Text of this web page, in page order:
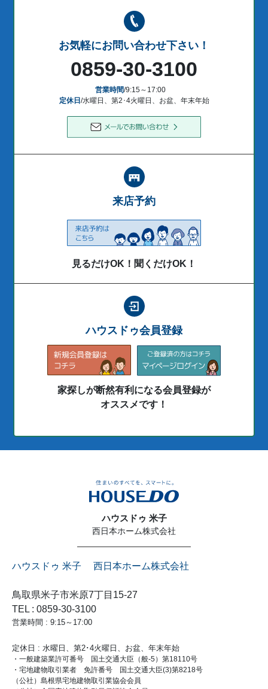
お気軽にお問い合わせ下さい！
0859-30-3100
営業時間/9:15～17:00
定休日 /水曜日、第2･4火曜日、お盆、年末年始
来店予約
見るだけOK！聞くだけOK！
ハウスドゥ会員登録
家探しが断然有利になる会員登録が
オススメです！
ハウスドゥ 米子
西日本ホーム株式会社
ハウスドゥ 米子 西日本ホーム株式会社
鳥取県米子市米原7丁目15-27
TEL : 0859-30-3100
営業時間 : 9:15～17:00
定休日 : 水曜日、第2･4火曜日、お盆、年末年始
・一般建築業許可番号 国土交通大臣（般-5）第18110号
・宅地建物取引業者 免許番号 国土交通大臣(3)第8218号
（公社）島根県宅地建物取引業協会会員